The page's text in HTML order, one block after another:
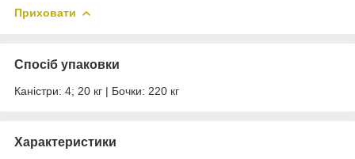
Приховати
Спосіб упаковки
Каністри: 4; 20 кг | Бочки: 220 кг
Характеристики